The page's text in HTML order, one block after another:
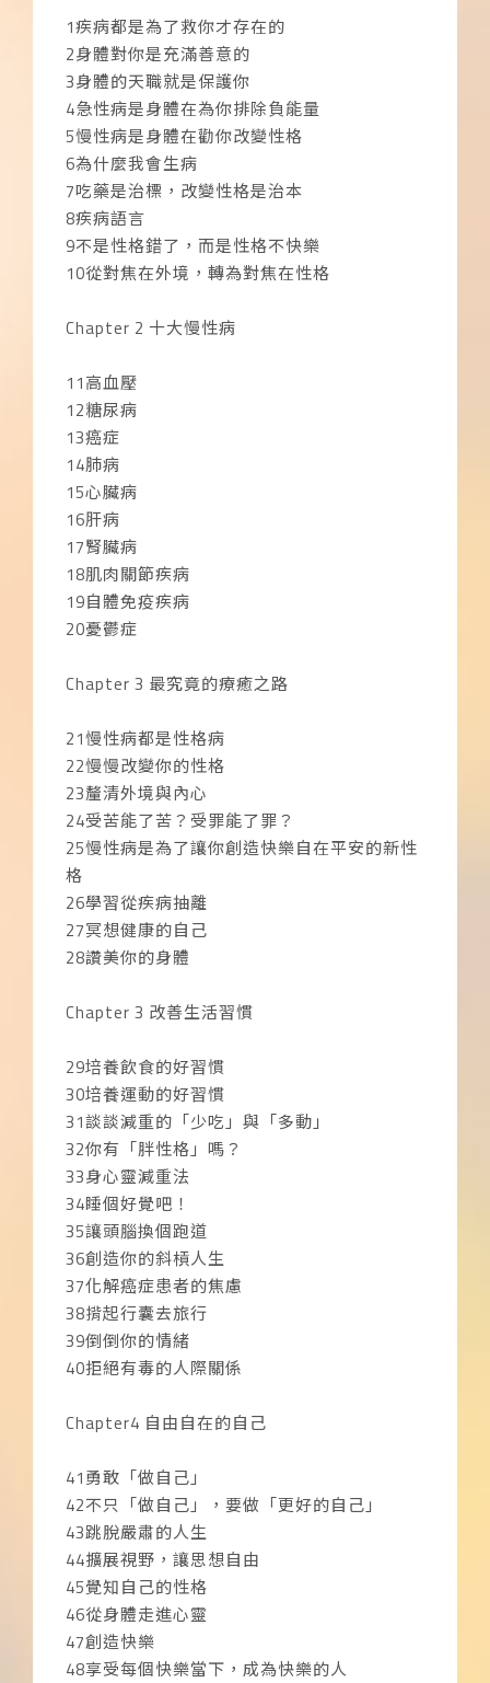
1疾病都是為了救你才存在的
2身體對你是充滿善意的
3身體的天職就是保護你
4急性病是身體在為你排除負能量
5慢性病是身體在勸你改變性格
6為什麼我會生病
7吃藥是治標，改變性格是治本
8疾病語言
9不是性格錯了，而是性格不快樂
10從對焦在外境，轉為對焦在性格
Chapter 2 十大慢性病
11高血壓
12糖尿病
13癌症
14肺病
15心臟病
16肝病
17腎臟病
18肌肉關節疾病
19自體免疫疾病
20憂鬱症
Chapter 3 最究竟的療癒之路
21慢性病都是性格病
22慢慢改變你的性格
23釐清外境與內心
24受苦能了苦？受罪能了罪？
25慢性病是為了讓你創造快樂自在平安的新性
格
26學習從疾病抽離
27冥想健康的自己
28讚美你的身體
Chapter 3 改善生活習慣
29培養飲食的好習慣
30培養運動的好習慣
31談談減重的「少吃」與「多動」
32你有「胖性格」嗎？
33身心靈減重法
34睡個好覺吧！
35讓頭腦換個跑道
36創造你的斜槓人生
37化解癌症患者的焦慮
38揹起行囊去旅行
39倒倒你的情緒
40拒絕有毒的人際關係
Chapter4 自由自在的自己
41勇敢「做自己」
42不只「做自己」，要做「更好的自己」
43跳脫嚴肅的人生
44擴展視野，讓思想自由
45覺知自己的性格
46從身體走進心靈
47創造快樂
48享受每個快樂當下，成為快樂的人